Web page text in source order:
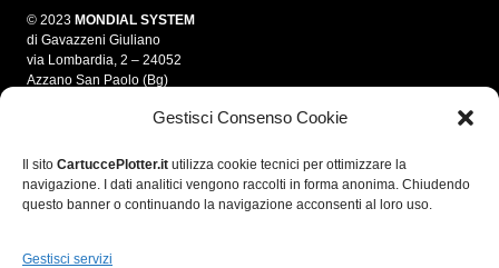
Gestisci Consenso Cookie
Il sito CartuccePlotter.it utilizza cookie tecnici per ottimizzare la
navigazione. I dati analitici vengono raccolti in forma anonima. Chiudendo
questo banner o continuando la navigazione acconsenti al loro uso.
Gestisci servizi
© 2023 MONDIAL SYSTEM
di Gavazzeni Giuliano
via Lombardia, 2 – 24052
Azzano San Paolo (Bg)
info@mondialsystem.it
Fax 035 4595861
P.IVA 03280700166
C.F. GVZGLN70E05A794A